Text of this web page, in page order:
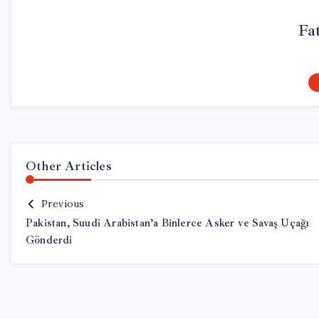
Other Articles
Previous
Pakistan, Suudi Arabistan’a Binlerce Asker ve Savaş Uçağı
Gönderdi